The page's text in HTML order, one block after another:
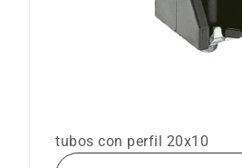
tubos con perfil 20x10